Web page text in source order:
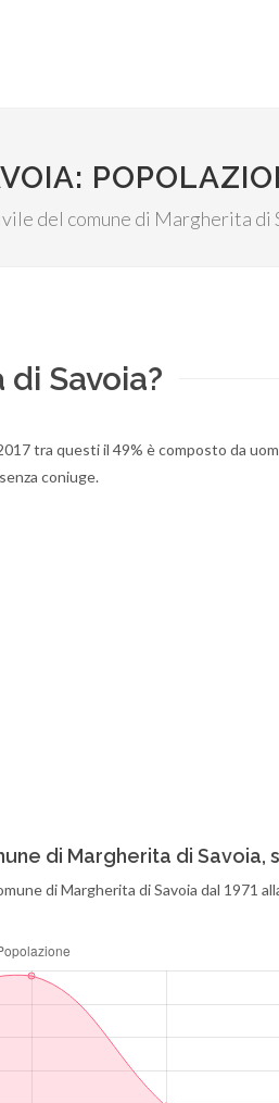
del comune di Margherita di
Savoia?
tra questi il 49% è composto da
coniuge.
di Margherita di Savoia,
di Margherita di Savoia dal 1971